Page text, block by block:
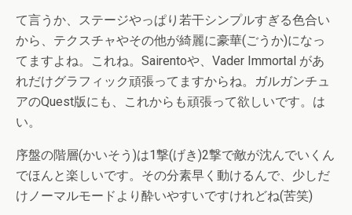
て言うか、ステージやっぱり若干シンプルすぎる色合い
から、テクスチャやその他が綺麗に豪華(ごうか)になっ
てますよね。これね。Sairentoや、Vader Immortal があ
れだけグラフィック頑張ってますからね。ガルガンチュ
アのQuest版にも、これからも頑張って欲しいです。は
い。
序盤の階層(かいそう)は1撃(げき)2撃で敵が沈んでいくん
でほんと楽しいです。その分素早く動けるんで、少しだ
けノーマルモードより酔いやすいですけれどね(苦笑)